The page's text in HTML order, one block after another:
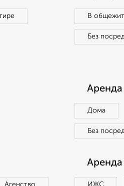
В
Без
Аренда
Дома
Без
Агенство
Аренда
ИЖС